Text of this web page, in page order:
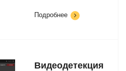
Подробнее
Видеодетекция